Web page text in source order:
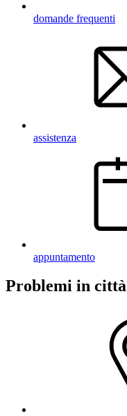
domande frequenti
assistenza
appuntamento
Problemi in città